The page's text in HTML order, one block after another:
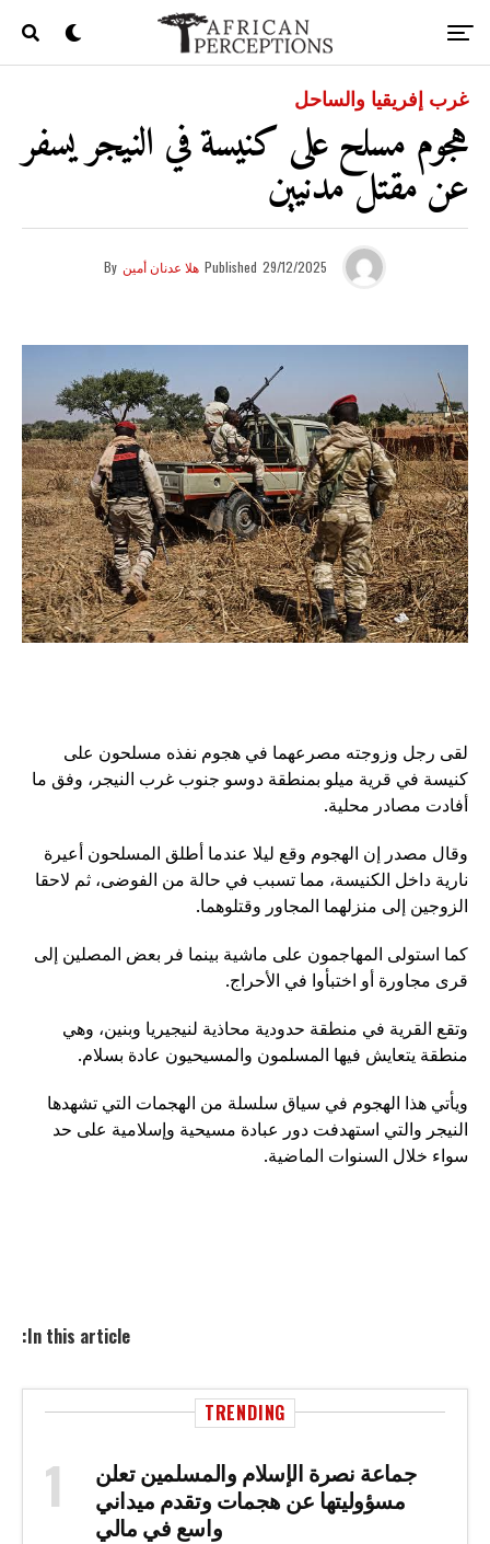
غرب إفريقيا والساحل
هجوم مسلح على كنيسة في النيجر يسفر
عن مقتل مدنيين
By هلا عدنان أمين Published 29/12/2025
لقى رجل وزوجته مصرعهما في هجوم نفذه مسلحون على
كنيسة في قرية ميلو بمنطقة دوسو جنوب غرب النيجر، وفق ما
أفادت مصادر محلية.
وقال مصدر إن الهجوم وقع ليلا عندما أطلق المسلحون أعيرة
نارية داخل الكنيسة، مما تسبب في حالة من الفوضى، ثم لاحقا
الزوجين إلى منزلهما المجاور وقتلوهما.
كما استولى المهاجمون على ماشية بينما فر بعض المصلين إلى
قرى مجاورة أو اختبأوا في الأحراج.
وتقع القرية في منطقة حدودية محاذية لنيجيريا وبنين، وهي
منطقة يتعايش فيها المسلمون والمسيحيون عادة بسلام.
ويأتي هذا الهجوم في سياق سلسلة من الهجمات التي تشهدها
النيجر والتي استهدفت دور عبادة مسيحية وإسلامية على حد
سواء خلال السنوات الماضية.
In this article:
TRENDING
جماعة نصرة الإسلام والمسلمين تعلن
مسؤوليتها عن هجمات وتقدم ميداني
واسع في مالي